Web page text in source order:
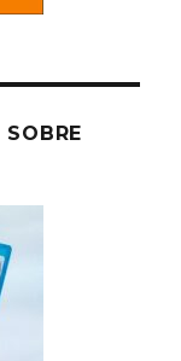
SOBRE